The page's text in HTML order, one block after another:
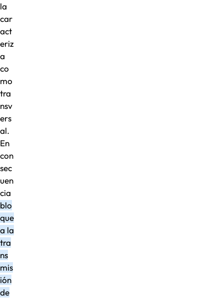
la
car
act
eriz
a
co
mo
tra
nsv
ers
al.
En
con
sec
uen
cia
blo
que
a la
tra
ns
mis
ión
de